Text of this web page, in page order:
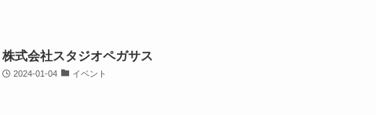
株式会社スタジオペガサス
2024-01-04 イベント